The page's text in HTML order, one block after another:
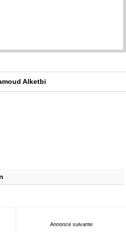
Alketbi
Annonce suivante